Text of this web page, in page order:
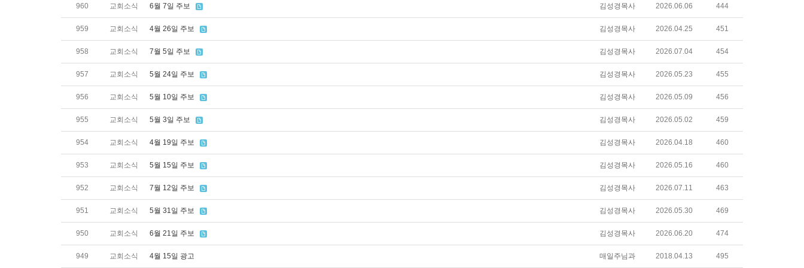
960 교회소식 6월 7일 주보 김성경목사 2026.06.06 444
959 교회소식 4월 26일 주보 김성경목사 2026.04.25 451
958 교회소식 7월 5일 주보 김성경목사 2026.07.04 454
957 교회소식 5월 24일 주보 김성경목사 2026.05.23 455
956 교회소식 5월 10일 주보 김성경목사 2026.05.09 456
955 교회소식 5월 3일 주보 김성경목사 2026.05.02 459
954 교회소식 4월 19일 주보 김성경목사 2026.04.18 460
953 교회소식 5월 15일 주보 김성경목사 2026.05.16 460
952 교회소식 7월 12일 주보 김성경목사 2026.07.11 463
951 교회소식 5월 31일 주보 김성경목사 2026.05.30 469
950 교회소식 6월 21일 주보 김성경목사 2026.06.20 474
949 교회소식 4월 15일 광고 매일주님과 2018.04.13 495